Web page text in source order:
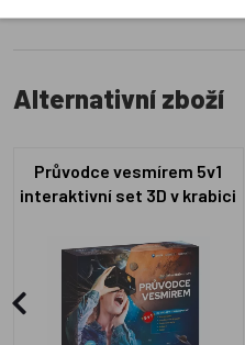
Alternativní zboží
Průvodce vesmírem 5v1
interaktivní set 3D v krabici